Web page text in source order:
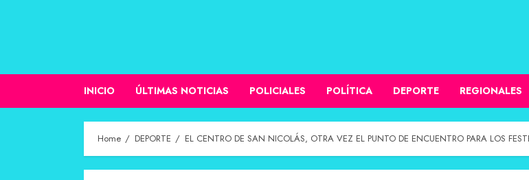
INICIO ÚLTIMAS NOTICIAS POLICIALES POLÍTICA DEPORTE REGIONALES
Home DEPORTE EL CENTRO DE SAN NICOLÁS, OTRA VEZ EL PUNTO DE ENCUENTRO PARA LOS